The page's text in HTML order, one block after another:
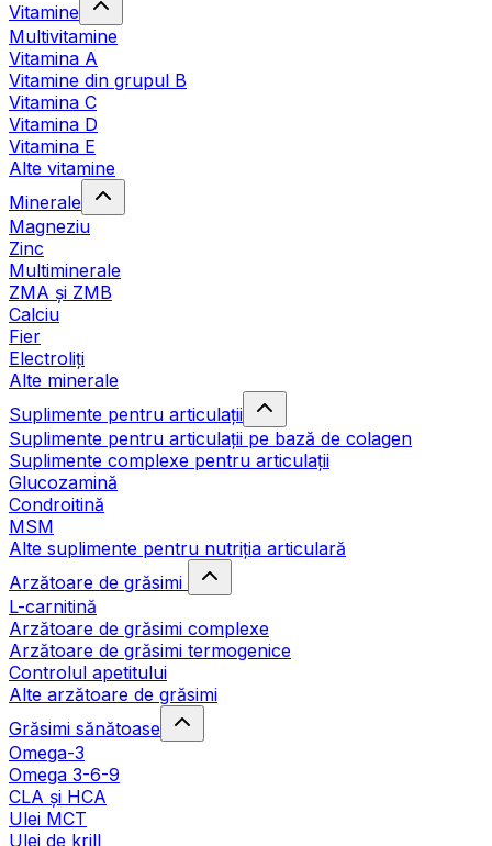
Vitamine
Multivitamine
Vitamina A
Vitamine din grupul B
Vitamina C
Vitamina D
Vitamina E
Alte vitamine
Minerale
Magneziu
Zinc
Multiminerale
ZMA și ZMB
Calciu
Fier
Electroliți
Alte minerale
Suplimente pentru articulații
Suplimente pentru articulații pe bază de colagen
Suplimente complexe pentru articulații
Glucozamină
Condroitină
MSM
Alte suplimente pentru nutriția articulară
Arzătoare de grăsimi
L-carnitină
Arzătoare de grăsimi complexe
Arzătoare de grăsimi termogenice
Controlul apetitului
Alte arzătoare de grăsimi
Grăsimi sănătoase
Omega-3
Omega 3-6-9
CLA şi HCA
Ulei MCT
Ulei de krill